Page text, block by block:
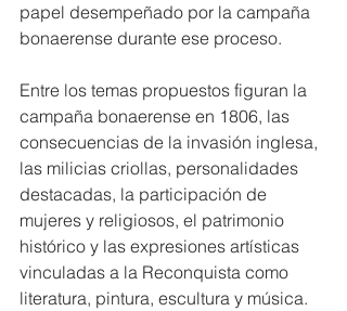
papel desempeñado por la campaña
bonaerense durante ese proceso.
Entre los temas propuestos figuran la
campaña bonaerense en 1806, las
consecuencias de la invasión inglesa,
las milicias criollas, personalidades
destacadas, la participación de
mujeres y religiosos, el patrimonio
histórico y las expresiones artísticas
vinculadas a la Reconquista como
literatura, pintura, escultura y música.